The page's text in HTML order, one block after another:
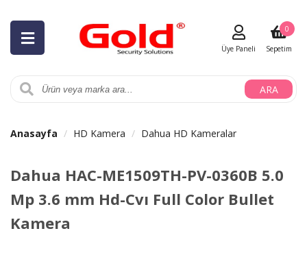
ARA
Üye Paneli Sepetim
0
Anasayfa HD Kamera Dahua HD Kameralar
Dahua HAC-ME1509TH-PV-0360B 5.0
Mp 3.6 mm Hd-Cvı Full Color Bullet
Kamera